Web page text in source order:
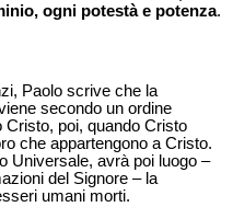
ogni potestà e potenza.
Paolo scrive che la
secondo un ordine
poi, quando Cristo
che appartengono a Cristo.
Universale, avrà poi luogo –
del Signore – la
umani morti.